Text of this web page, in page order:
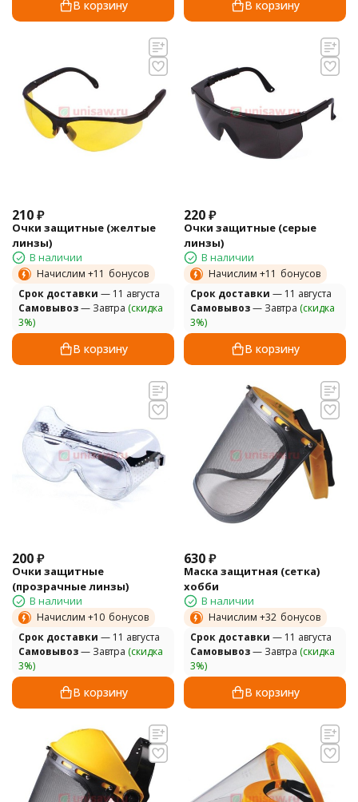
В корзину В корзину
210₽
Очки защитные (желтые
линзы)
В наличии
Начислим +11 бонусов
Cрок доставки — 11 августа
Самовывоз— Завтра (скидка
3%)
В корзину
220₽
Очки защитные (серые
линзы)
В наличии
Начислим +11 бонусов
Cрок доставки — 11 августа
Самовывоз— Завтра (скидка
3%)
В корзину
200₽
Очки защитные
(прозрачные линзы)
В наличии
Начислим +10 бонусов
Cрок доставки — 11 августа
Самовывоз— Завтра (скидка
3%)
В корзину
630₽
Маска защитная (сетка)
хобби
В наличии
Начислим +32 бонусов
Cрок доставки — 11 августа
Самовывоз— Завтра (скидка
3%)
В корзину